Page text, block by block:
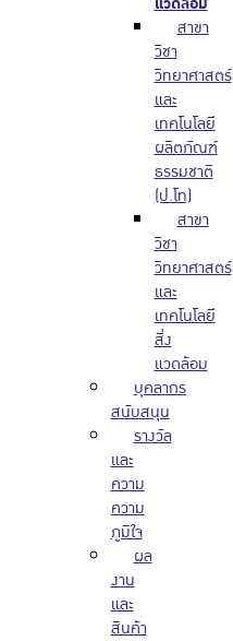
สาขา
วิชา
วิทยาศาสตร์
และ
เทคโนโลยี
ผลิตภัณฑ์
ธรรมชาติ
(ป.โท)
สาขา
วิชา
วิทยาศาสตร์
และ
เทคโนโลยี
สิ่ง
แวดล้อม
บุคลากร
สนับสนุน
รางวัล
และ
ความ
ความ
ภูมิใจ
ผล
งาน
และ
สินค้า